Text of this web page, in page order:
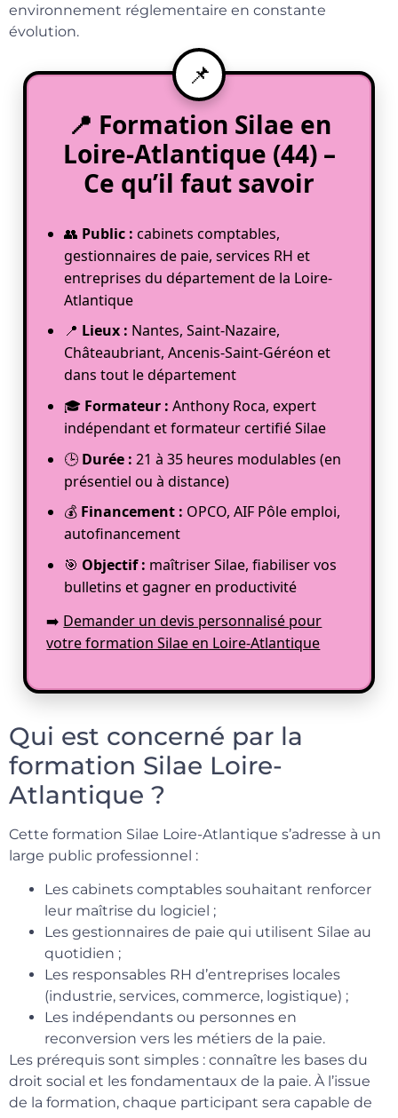
environnement réglementaire en constante
évolution.
📍 Formation Silae en
Loire-Atlantique (44) –
Ce qu’il faut savoir
👥 Public : cabinets comptables,
gestionnaires de paie, services RH et
entreprises du département de la Loire-
Atlantique
📍 Lieux : Nantes, Saint-Nazaire,
Châteaubriant, Ancenis-Saint-Géréon et
dans tout le département
🎓 Formateur : Anthony Roca, expert
indépendant et formateur certifié Silae
🕒 Durée : 21 à 35 heures modulables (en
présentiel ou à distance)
💰 Financement : OPCO, AIF Pôle emploi,
autofinancement
🎯 Objectif : maîtriser Silae, fiabiliser vos
bulletins et gagner en productivité
➡️ Demander un devis personnalisé pour
votre formation Silae en Loire-Atlantique
Qui est concerné par la
formation Silae Loire-
Atlantique ?
Cette formation Silae Loire-Atlantique s’adresse à un
large public professionnel :
Les cabinets comptables souhaitant renforcer
leur maîtrise du logiciel ;
Les gestionnaires de paie qui utilisent Silae au
quotidien ;
Les responsables RH d’entreprises locales
(industrie, services, commerce, logistique) ;
Les indépendants ou personnes en
reconversion vers les métiers de la paie.
Les prérequis sont simples : connaître les bases du
droit social et les fondamentaux de la paie. À l’issue
de la formation, chaque participant sera capable de